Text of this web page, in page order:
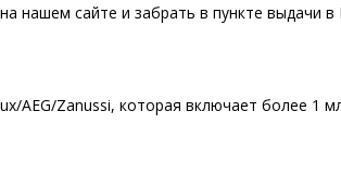
нашем сайте и забрать в пункте выдачи
AEG/Zanussi, которая включает более 1